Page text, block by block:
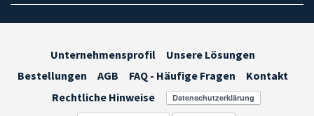
Unternehmensprofil
Unsere Lösungen
Bestellungen
AGB FAQ - Häufige Fragen
Kontakt
Rechtliche Hinweise